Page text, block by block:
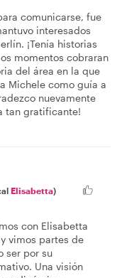
comunicarse, fue
interesados
¡Tenía historias
momentos cobraran
del área en la que
Michele como guía a
nuevamente
tan gratificante!
Elisabetta)
con Elisabetta
vimos partes de
ser por su
Una visión